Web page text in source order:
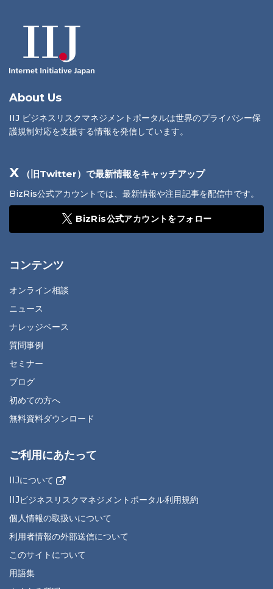
About Us
IIJ ビジネスリスクマネジメントポータルは世界のプライバシー保
護規制対応を支援する情報を発信しています。
X （旧Twitter）で最新情報をキャッチアップ
BizRis公式アカウントでは、最新情報や注目記事を配信中です。
BizRis公式アカウントをフォロー
コンテンツ
オンライン相談
ニュース
ナレッジベース
質問事例
セミナー
ブログ
初めての方へ
無料資料ダウンロード
ご利用にあたって
IIJについて
IIJビジネスリスクマネジメントポータル利用規約
個人情報の取扱いについて
利用者情報の外部送信について
このサイトについて
用語集